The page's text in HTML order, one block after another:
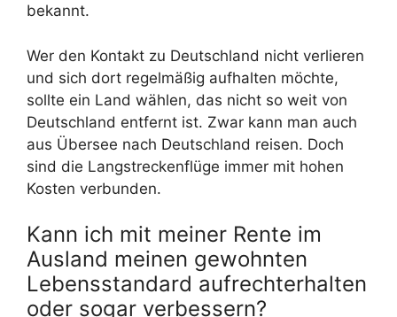
bekannt.
Wer den Kontakt zu Deutschland nicht verlieren
und sich dort regelmäßig aufhalten möchte,
sollte ein Land wählen, das nicht so weit von
Deutschland entfernt ist. Zwar kann man auch
aus Übersee nach Deutschland reisen. Doch
sind die Langstreckenflüge immer mit hohen
Kosten verbunden.
Kann ich mit meiner Rente im
Ausland meinen gewohnten
Lebensstandard aufrechterhalten
oder sogar verbessern?